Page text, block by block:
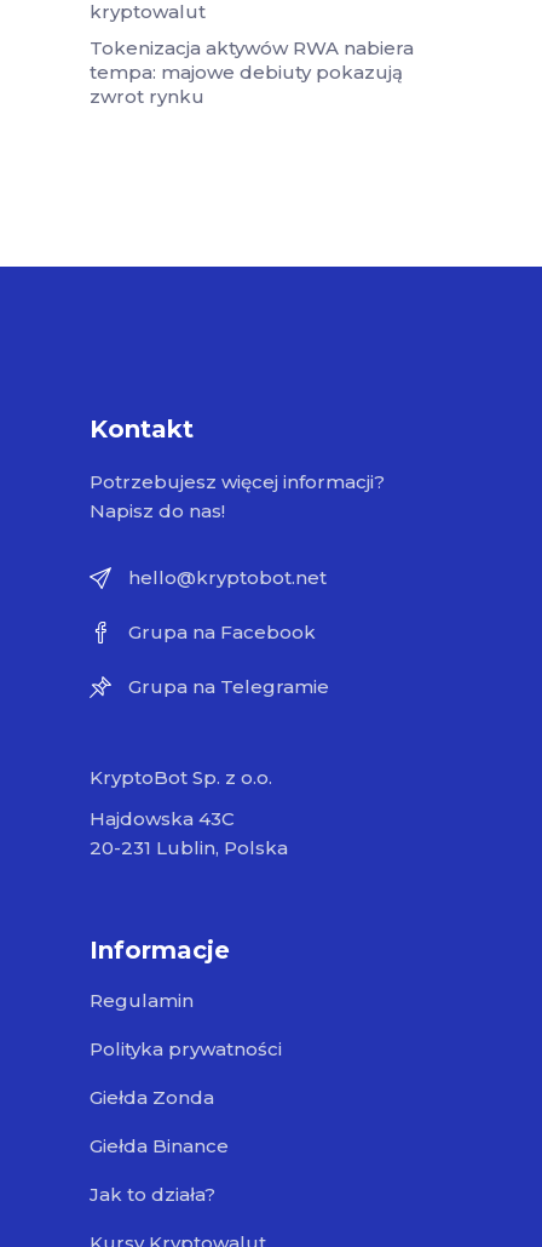
kryptowalut
Tokenizacja aktywów RWA nabiera
tempa: majowe debiuty pokazują
zwrot rynku
Kontakt
Potrzebujesz więcej informacji?
Napisz do nas!
hello@kryptobot.net
Grupa na Facebook
Grupa na Telegramie
KryptoBot Sp. z o.o.
Hajdowska 43C
20-231 Lublin, Polska
Informacje
Regulamin
Polityka prywatności
Giełda Zonda
Giełda Binance
Jak to działa?